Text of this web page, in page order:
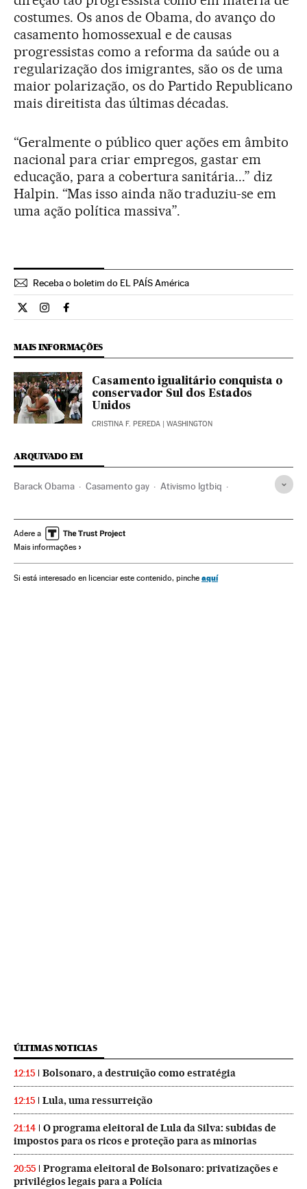
costumes. Os anos de Obama, do avanço do
casamento homossexual e de causas
progressistas como a reforma da saúde ou a
regularização dos imigrantes, são os de uma
maior polarização, os do Partido Republicano
mais direitista das últimas décadas.
“Geralmente o público quer ações em âmbito
nacional para criar empregos, gastar em
educação, para a cobertura sanitária...” diz
Halpin. “Mas isso ainda não traduziu-se em
uma ação política massiva”.
Receba o boletim do EL PAÍS América
Internacional El País Brasil en Twitter
Internacional El País Brasil en Instagram
Internacional El País Brasil en Facebook
MAIS INFORMAÇÕES
Casamento igualitário conquista o
conservador Sul dos Estados
Unidos
CRISTINA F. PEREDA | WASHINGTON
ARQUIVADO EM
Barack Obama Casamento gay Ativismo lgtbiq
Homossexualidade Ativismo
Direitos humanos
América Política Casal Orientação sexual
Adere a
Mais informações
Si está interesado en licenciar este contenido, pinche aquí
ÚLTIMAS NOTICIAS
12:15 Bolsonaro, a destruição como estratégia
12:15 Lula, uma ressurreição
21:14
O programa eleitoral de Lula da Silva: subidas de
impostos para os ricos e proteção para as minorias
20:55
Programa eleitoral de Bolsonaro: privatizações e
privilégios legais para a Polícia